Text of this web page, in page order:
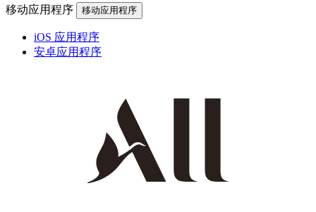
移动应用程序 移动应用程序
iOS 应用程序
安卓应用程序